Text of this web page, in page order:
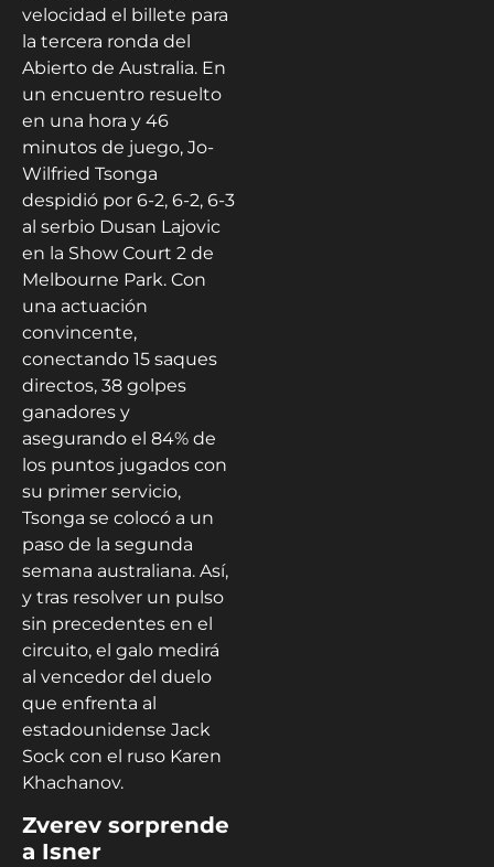
velocidad el billete para
la tercera ronda del
Abierto de Australia. En
un encuentro resuelto
en una hora y 46
minutos de juego, Jo-
Wilfried Tsonga
despidió por 6-2, 6-2, 6-3
al serbio Dusan Lajovic
en la Show Court 2 de
Melbourne Park. Con
una actuación
convincente,
conectando 15 saques
directos, 38 golpes
ganadores y
asegurando el 84% de
los puntos jugados con
su primer servicio,
Tsonga se colocó a un
paso de la segunda
semana australiana. Así,
y tras resolver un pulso
sin precedentes en el
circuito, el galo medirá
al vencedor del duelo
que enfrenta al
estadounidense Jack
Sock con el ruso Karen
Khachanov.
Zverev sorprende
a Isner